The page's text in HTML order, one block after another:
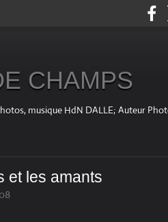
CHAMPS
musique HdN DALLE; Auteur
et les amants